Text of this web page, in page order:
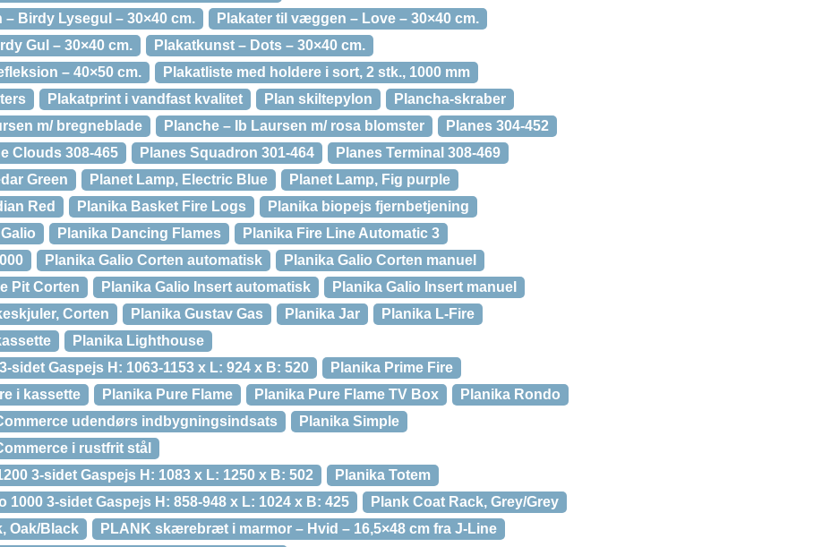
– Birdy Lysegul – 30×40 cm.
Plakater til væggen – Love – 30×40 cm.
Gul – 30×40 cm.
Plakatkunst – Dots – 30×40 cm.
– 40×50 cm.
Plakatliste med holdere i sort, 2 stk., 1000 mm
Plakatprint i vandfast kvalitet Plan skiltepylon
Plancha-skraber
m/ bregneblade
Planche – Ib Laursen m/ rosa blomster
Planes 304-452
Clouds 308-465
Planes Squadron 301-464
Planes Terminal 308-469
Green
Planet Lamp, Electric Blue
Planet Lamp, Fig purple
Red
Planika Basket Fire Logs
Planika biopejs fjernbetjening
Planika Dancing Flames
Planika Fire Line Automatic 3
Planika Galio Corten automatisk
Planika Galio Corten manuel
Pit Corten
Planika Galio Insert automatisk
Planika Galio Insert manuel
Corten
Planika Gustav Gas Planika Jar
Planika L-Fire
Planika Lighthouse
sidet Gaspejs H: 1063-1153 x L: 924 x B: 520
Planika Prime Fire
i kassette
Planika Pure Flame Planika Pure Flame TV Box
Planika Rondo
udendørs indbygningsindsats
Planika Simple
i rustfrit stål
3-sidet Gaspejs H: 1083 x L: 1250 x B: 502
Planika Totem
1000 3-sidet Gaspejs H: 858-948 x L: 1024 x B: 425
Plank Coat Rack, Grey/Grey
Oak/Black
PLANK skærebræt i marmor – Hvid – 16,5×48 cm fra J-Line